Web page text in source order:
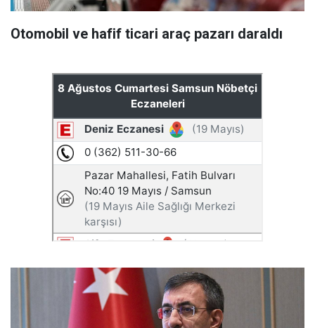
Otomobil ve hafif ticari araç pazarı daraldı